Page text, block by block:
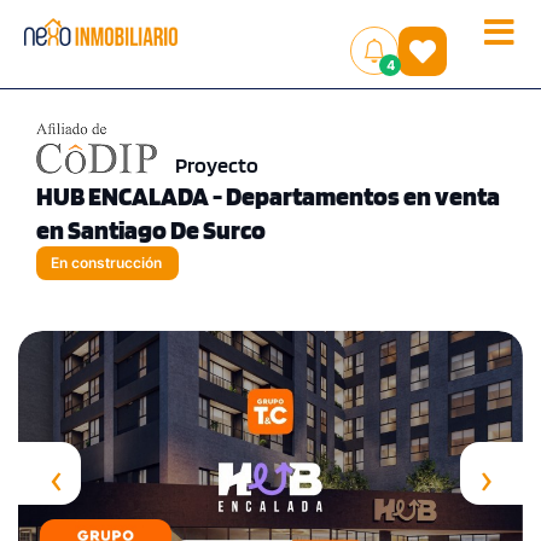
Toggle
4
()
Proyecto
HUB ENCALADA - Departamentos en venta
en Santiago De Surco
En construcción
‹ ›